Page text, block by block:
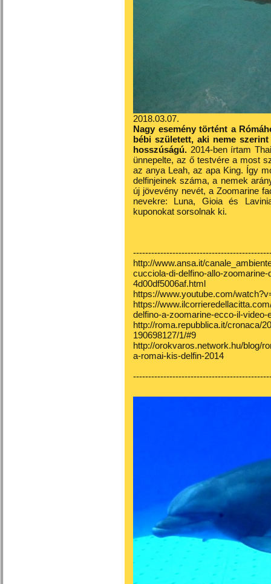
2018.03.07.
Nagy esemény történt a
bébi született, aki neme
hosszúságú. 2014-ben írtam
ünnepelte, az ő testvére a most
az anya Leah, az apa King. Így
delfinjeinek száma, a nemek
új jövevény nevét, a Zoomarine
nevekre: Luna, Gioia és
kuponokat sorsolnak ki.
http://www.ansa.it/
cucciola-di-delfino-allo-
4d00df5006af.html
https://www.youtube.com/
https://
delfino-a-zoomarine-ecco-il-video-
http://roma.repubblica.it/cronaca/
190698127/1/#9
http://orokvaros.network.hu/blog/
a-romai-kis-delfin-2014